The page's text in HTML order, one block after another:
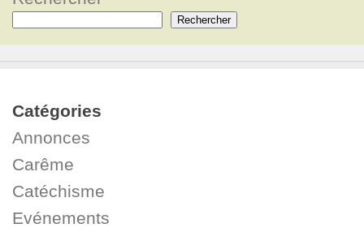
Rechercher
Catégories
Annonces
Carême
Catéchisme
Evénements